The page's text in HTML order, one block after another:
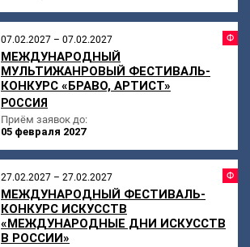
07.02.2027 – 07.02.2027
МЕЖДУНАРОДНЫЙ
МУЛЬТИЖАНРОВЫЙ ФЕСТИВАЛЬ-
КОНКУРС «БРАВО, АРТИСТ»
РОССИЯ
Приём заявок до:
05 февраля 2027
27.02.2027 – 27.02.2027
МЕЖДУНАРОДНЫЙ ФЕСТИВАЛЬ-
КОНКУРС ИСКУССТВ
«МЕЖДУНАРОДНЫЕ ДНИ ИСКУССТВ
В РОССИИ»